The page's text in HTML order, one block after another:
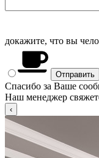
докажите, что вы
Спасибо за Ваше
Наш менеджер